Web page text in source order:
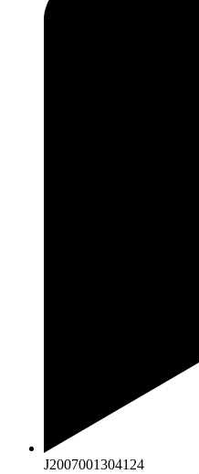
J2007001304124